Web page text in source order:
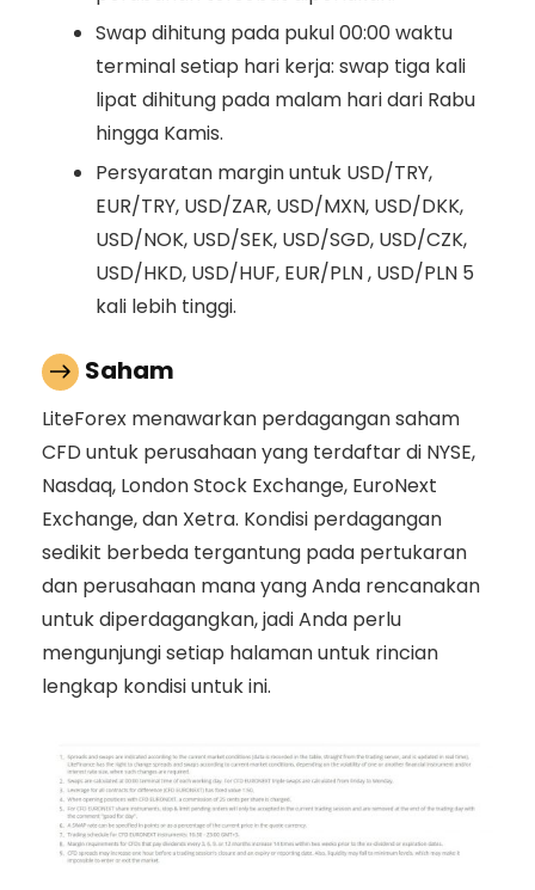
Swap dihitung pada pukul 00:00 waktu
terminal setiap hari kerja: swap tiga kali
lipat dihitung pada malam hari dari Rabu
hingga Kamis.
Persyaratan margin untuk USD/TRY,
EUR/TRY, USD/ZAR, USD/MXN, USD/DKK,
USD/NOK, USD/SEK, USD/SGD, USD/CZK,
USD/HKD, USD/HUF, EUR/PLN , USD/PLN 5
kali lebih tinggi.
Saham
LiteForex menawarkan perdagangan saham
CFD untuk perusahaan yang terdaftar di NYSE,
Nasdaq, London Stock Exchange, EuroNext
Exchange, dan Xetra. Kondisi perdagangan
sedikit berbeda tergantung pada pertukaran
dan perusahaan mana yang Anda rencanakan
untuk diperdagangkan, jadi Anda perlu
mengunjungi setiap halaman untuk rincian
lengkap kondisi untuk ini.